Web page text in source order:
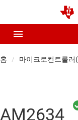
홈 마이크로컨트롤러
AM2634